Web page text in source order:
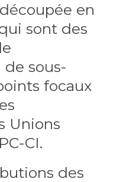
en
sont des
sous-
focaux
Unions
CI.
des